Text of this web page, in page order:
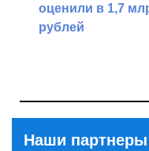
оценили в 1,7
рублей
Наши партнеры